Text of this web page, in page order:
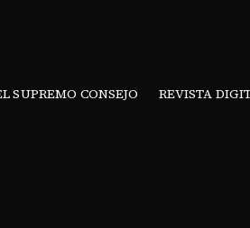
SUPREMO CONSEJO REVISTA